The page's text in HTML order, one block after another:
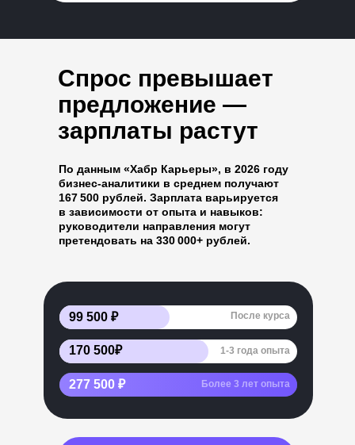
99 500 ₽
170 500₽
277 500 ₽
1-3 года опыта
Более 3 лет опыта
Спрос превышает
предложение —
зарплаты растут
По данным «Хабр Карьеры», в 2026 году
бизнес-аналитики в среднем получают
167 500 рублей. Зарплата варьируется
в зависимости от опыта и навыков:
руководители направления могут
претендовать на 330 000+ рублей.
После курса